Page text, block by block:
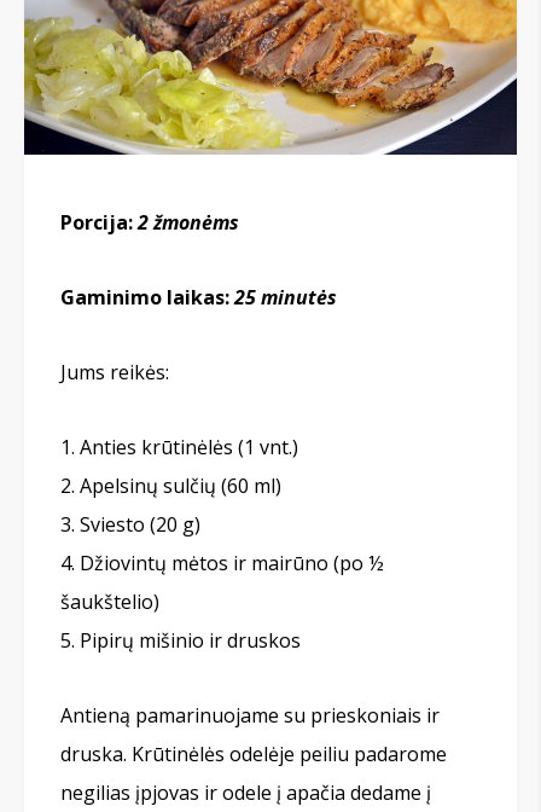
Porcija:2 žmonėms
Gaminimo laikas:25minutės
Jums reikės:
Anties krūtinėlės (1 vnt.)
Apelsinų sulčių (60 ml)
Sviesto (20 g)
Džiovintų mėtos ir mairūno (po ½
šaukštelio)
Pipirų mišinio ir druskos
Antieną pamarinuojame su prieskoniais ir
druska. Krūtinėlės odelėje peiliu padarome
negilias įpjovas ir odele į apačia dedame į